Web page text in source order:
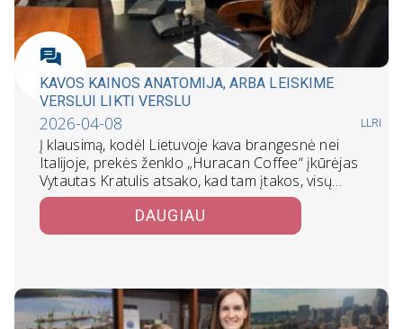
KAVOS KAINOS ANATOMIJA, ARBA LEISKIME
VERSLUI LIKTI VERSLU
2026-04-08 LLRI
Į klausimą, kodėl Lietuvoje kava brangesnė nei
Italijoje, prekės ženklo „Huracan Coffee“ įkūrėjas
Vytautas Kratulis atsako, kad tam įtakos, visų…
DAUGIAU